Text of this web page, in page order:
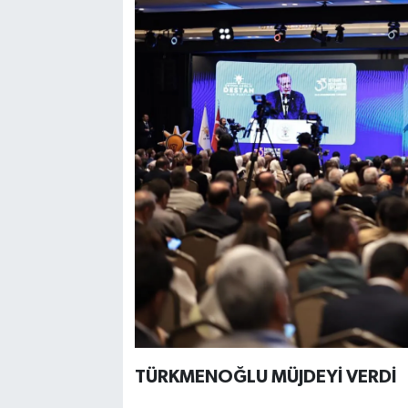
TÜRKMENOĞLU MÜJDEYİ VERDİ